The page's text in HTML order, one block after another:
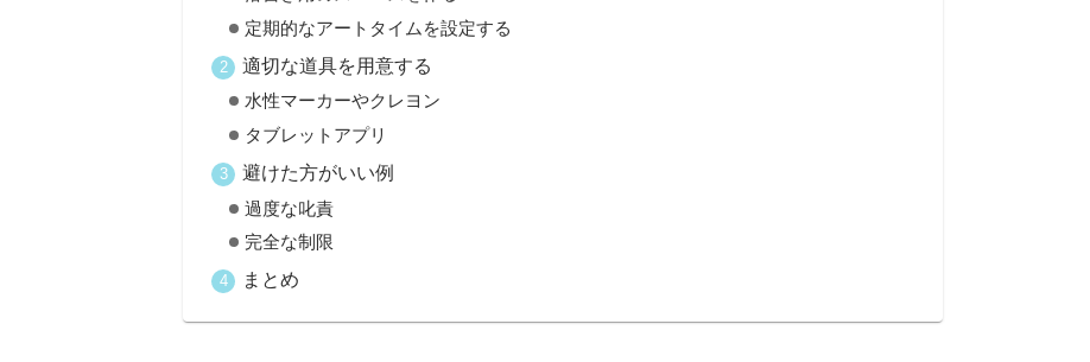
定期的なアートタイムを設定する
適切な道具を用意する
水性マーカーやクレヨン
タブレットアプリ
避けた方がいい例
過度な叱責
完全な制限
まとめ